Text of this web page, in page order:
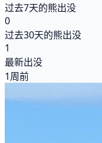
过去7天的熊出没
0
过去30天的熊出没
1
最新出没
1周前